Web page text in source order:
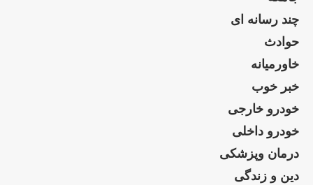
چند رسانه ای
حوادث
خاورمیانه
خبر خوب
خودرو خارجی
خودرو داخلی
درمان وپزشکی
دین و زندگی